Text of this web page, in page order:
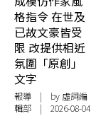
格指令 在世及
已故文豪皆受
限 改提供相近
氛圍「原創」
文字
報導 | by 虛詞編
輯部 | 2026-08-04